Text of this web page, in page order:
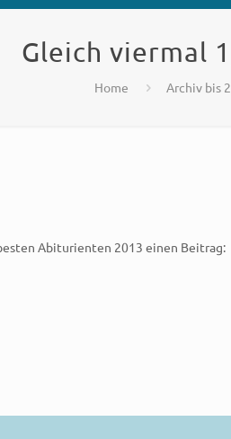
Gleich viermal
Home Archiv bis
Abiturienten 2013 einen Beitrag: